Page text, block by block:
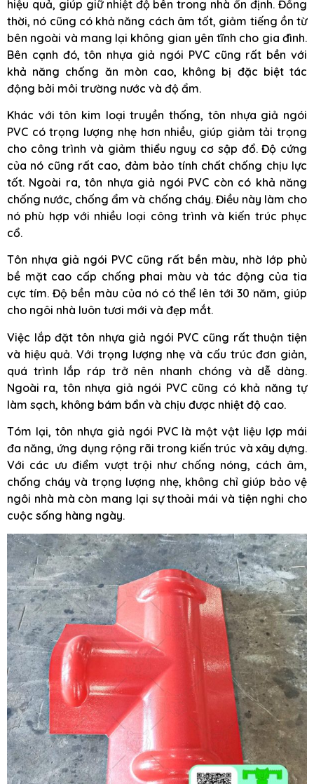
hiệu quả, giúp giữ nhiệt độ bên trong nhà ổn định. Đồng
thời, nó cũng có khả năng cách âm tốt, giảm tiếng ồn từ
bên ngoài và mang lại không gian yên tĩnh cho gia đình.
Bên cạnh đó, tôn nhựa giả ngói PVC cũng rất bền với
khả năng chống ăn mòn cao, không bị đặc biệt tác
động bởi môi trường nước và độ ẩm.
Khác với tôn kim loại truyền thống, tôn nhựa giả ngói
PVC có trọng lượng nhẹ hơn nhiều, giúp giảm tải trọng
cho công trình và giảm thiểu nguy cơ sập đổ. Độ cứng
của nó cũng rất cao, đảm bảo tính chất chống chịu lực
tốt. Ngoài ra, tôn nhựa giả ngói PVC còn có khả năng
chống nước, chống ẩm và chống cháy. Điều này làm cho
nó phù hợp với nhiều loại công trình và kiến trúc phục
cổ.
Tôn nhựa giả ngói PVC cũng rất bền màu, nhờ lớp phủ
bề mặt cao cấp chống phai màu và tác động của tia
cực tím. Độ bền màu của nó có thể lên tới 30 năm, giúp
cho ngôi nhà luôn tươi mới và đẹp mắt.
Việc lắp đặt tôn nhựa giả ngói PVC cũng rất thuận tiện
và hiệu quả. Với trọng lượng nhẹ và cấu trúc đơn giản,
quá trình lắp ráp trở nên nhanh chóng và dễ dàng.
Ngoài ra, tôn nhựa giả ngói PVC cũng có khả năng tự
làm sạch, không bám bẩn và chịu được nhiệt độ cao.
Tóm lại, tôn nhựa giả ngói PVC là một vật liệu lợp mái
đa năng, ứng dụng rộng rãi trong kiến trúc và xây dựng.
Với các ưu điểm vượt trội như chống nóng, cách âm,
chống cháy và trọng lượng nhẹ, không chỉ giúp bảo vệ
ngôi nhà mà còn mang lại sự thoải mái và tiện nghi cho
cuộc sống hàng ngày.